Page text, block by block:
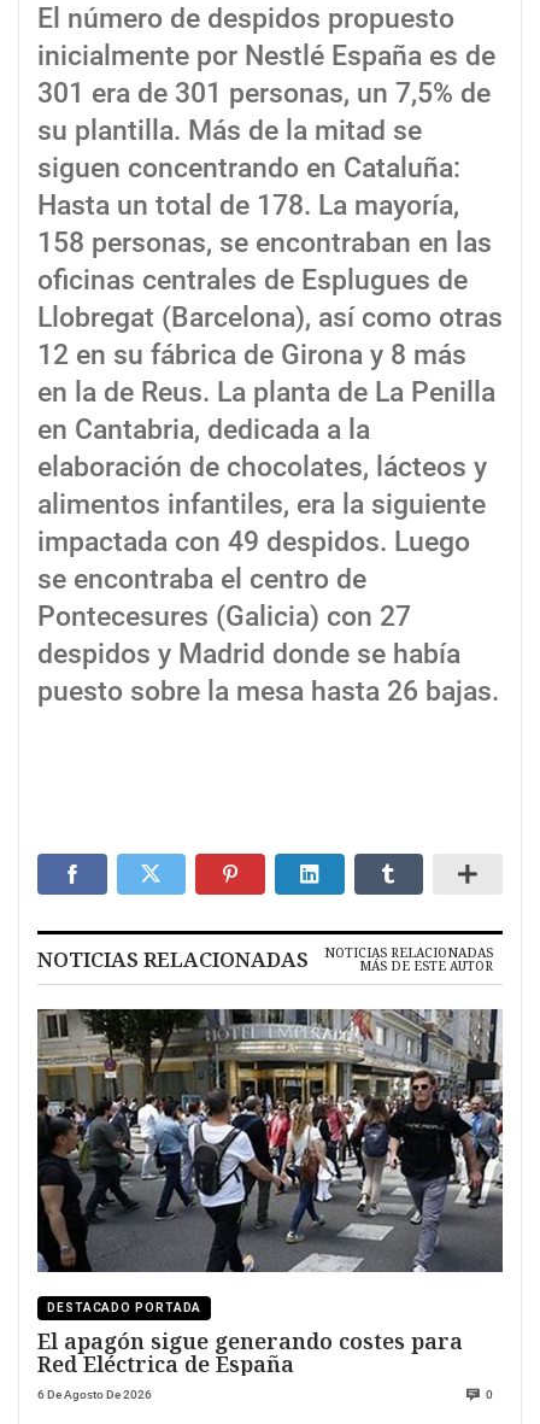
El número de despidos propuesto
inicialmente por Nestlé España es de
301 era de 301 personas, un 7,5% de
su plantilla. Más de la mitad se
siguen concentrando en Cataluña:
Hasta un total de 178. La mayoría,
158 personas, se encontraban en las
oficinas centrales de Esplugues de
Llobregat (Barcelona), así como otras
12 en su fábrica de Girona y 8 más
en la de Reus. La planta de La Penilla
en Cantabria, dedicada a la
elaboración de chocolates, lácteos y
alimentos infantiles, era la siguiente
impactada con 49 despidos. Luego
se encontraba el centro de
Pontecesures (Galicia) con 27
despidos y Madrid donde se había
puesto sobre la mesa hasta 26 bajas.
NOTICIAS RELACIONADAS NOTICIAS RELACIONADAS
MÁS DE ESTE AUTOR
DESTACADO PORTADA
El apagón sigue generando costes para
Red Eléctrica de España
6 De Agosto De 2026 0